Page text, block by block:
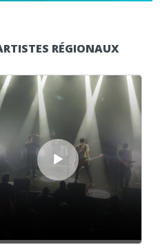
RÉGIONAUX